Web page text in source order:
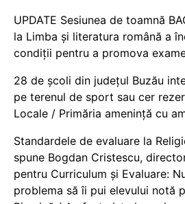
UPDATE Sesiunea de toamnă
la Limba și literatura română a
condiții pentru a promova
28 de școli din județul Buzău
pe terenul de sport sau cer
Locale / Primăria amenință cu
Standardele de evaluare la
spune Bogdan Cristescu,
pentru Curriculum și Evaluare:
problema să îi pui elevului notă